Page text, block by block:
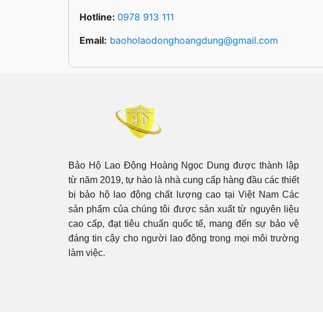
Hotline: 0978 913 111
Email: baoholaodonghoangdung@gmail.com
Bảo Hộ Lao Động Hoàng Ngọc Dung được thành lập
từ năm 2019, tự hào là nhà cung cấp hàng đầu các thiết
bị bảo hộ lao động chất lượng cao tại Việt Nam Các
sản phẩm của chúng tôi được sản xuất từ nguyên liệu
cao cấp, đạt tiêu chuẩn quốc tế, mang đến sự bảo vệ
đáng tin cậy cho người lao động trong mọi môi trường
làm việc.